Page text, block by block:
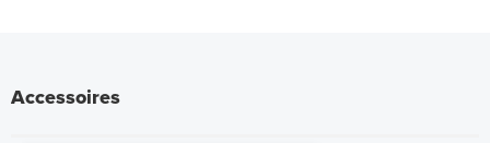
Accessoires